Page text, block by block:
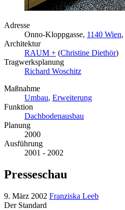
Adresse
Onno-Kloppgasse, 1140 Wien,
Architektur
RAUM + (Christine Diethör)
Tragwerksplanung
Richard Woschitz
Maßnahme
Umbau, Erweiterung
Funktion
Dachbodenausbau
Planung
2000
Ausführung
2001 - 2002
Presseschau
9. März 2002 Franziska Leeb
Der Standard